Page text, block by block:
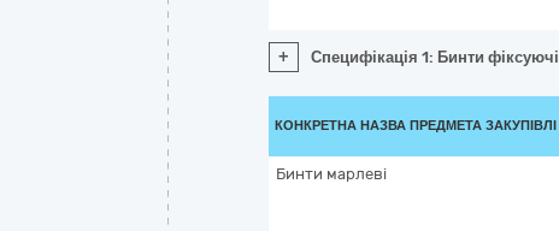
+ Специфікація 1: Бинти фіксуючі
КОНКРЕТНА НАЗВА ПРЕДМЕТА ЗАКУПІВЛІ
Бинти марлеві